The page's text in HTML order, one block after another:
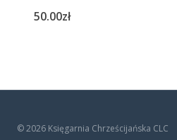
50.00zł
© 2026 Księgarnia Chrześcijańska CLC